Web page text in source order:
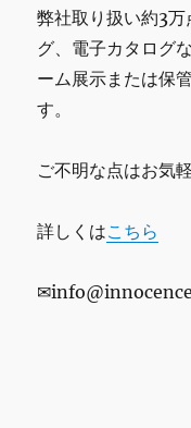
弊社取り扱い約3
グ、電子カタログ
ーム展示または保
す。
ご不明な点はお気
詳しくはこちら